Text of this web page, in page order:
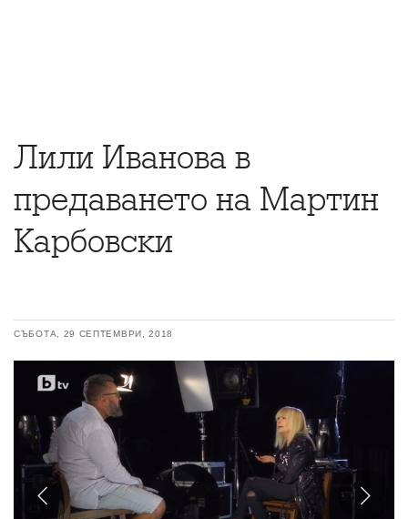
Лили Иванова в
предаването на Мартин
Карбовски
СЪБОТА, 29 СЕПТЕМВРИ, 2018